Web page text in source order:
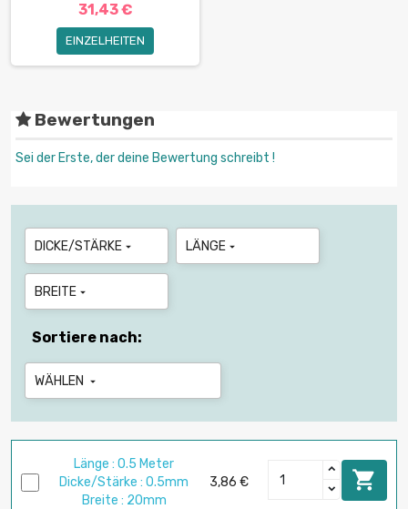
31,43 €
EINZELHEITEN
Bewertungen
Sei der Erste, der deine Bewertung schreibt !
DICKE/STÄRKE  LÄNGE 
BREITE 
Sortiere nach:
WÄHLEN 
Länge : 0.5 Meter
Dicke/Stärke : 0.5mm
Breite : 20mm
3,86 € 